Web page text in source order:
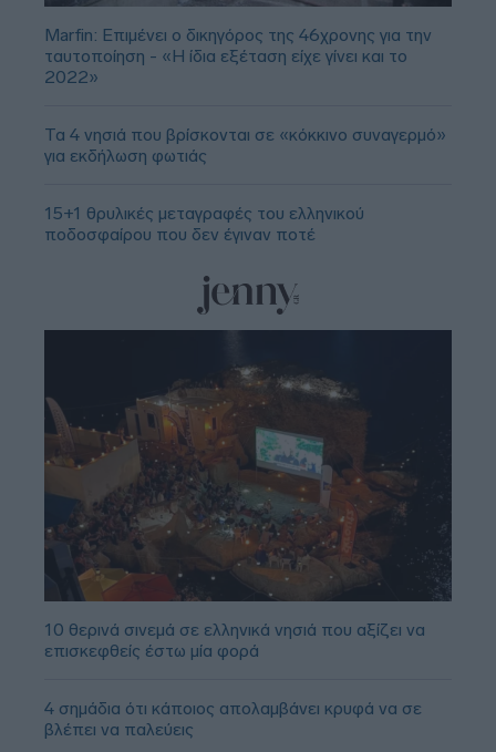
Marfin: Επιμένει ο δικηγόρος της 46χρονης για την
ταυτοποίηση - «Η ίδια εξέταση είχε γίνει και το
2022»
Τα 4 νησιά που βρίσκονται σε «κόκκινο συναγερμό»
για εκδήλωση φωτιάς
15+1 θρυλικές μεταγραφές του ελληνικού
ποδοσφαίρου που δεν έγιναν ποτέ
10 θερινά σινεμά σε ελληνικά νησιά που αξίζει να
επισκεφθείς έστω μία φορά
4 σημάδια ότι κάποιος απολαμβάνει κρυφά να σε
βλέπει να παλεύεις